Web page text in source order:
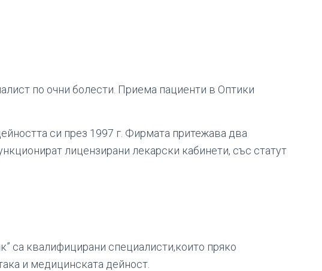
по очни болести. Приема пациенти в Оптики
си през 1997 г. Фирмата притежава два
лицензирани лекарски кабинети, със статут
са квалифицирани специалисти,които пряко
и медицинската дейност.